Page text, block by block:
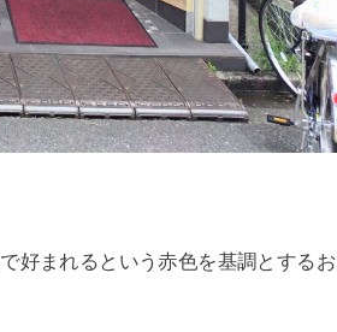
好まれるという赤色を基調とするお